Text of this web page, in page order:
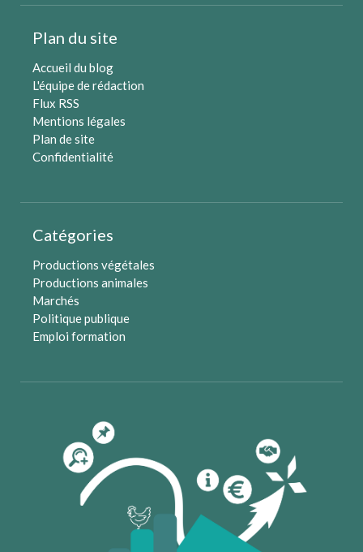
Plan du site
Accueil du blog
L'équipe de rédaction
Flux RSS
Mentions légales
Plan de site
Confidentialité
Catégories
Productions végétales
Productions animales
Marchés
Politique publique
Emploi formation